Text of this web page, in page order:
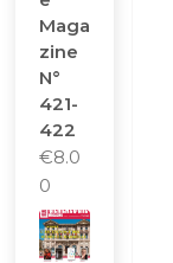
Maga
Zine
N°
421-
422
€8.0
0